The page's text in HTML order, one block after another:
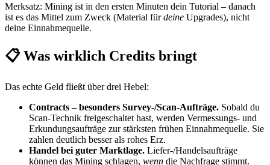
Merksatz: Mining ist in den ersten Minuten dein Tutorial – danach
ist es das Mittel zum Zweck (Material fürdeine Upgrades), nicht
deine Einnahmequelle.
📋 Was wirklich Credits bringt
Das echte Geld fließt über drei Hebel:
Contracts – besonders Survey-/Scan-Aufträge. Sobald du
Scan-Technik freigeschaltet hast, werden Vermessungs- und
Erkundungsaufträge zur stärksten frühen Einnahmequelle. Sie
zahlen deutlich besser als rohes Erz.
Handel bei guter Marktlage. Liefer-/Handelsaufträge
können das Mining schlagen, wenn die Nachfrage stimmt.